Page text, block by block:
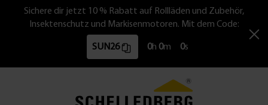
Sichere dir jetzt 10 % Rabatt auf Rollläden und Zubehör,
Insektenschutz und Markisenmotoren. Mit dem Code:
SUN26 0h 0m 0s